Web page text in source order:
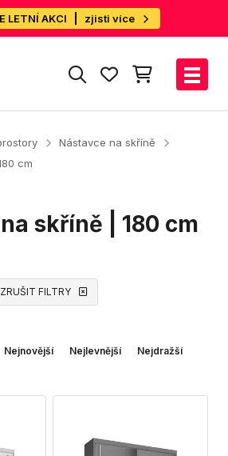
LETNÍ AKCI zjisti více
Nástavce na skříně
cm
skříně | 180 cm
ZRUŠIT FILTRY
Nejnovější Nejlevnější Nejdražší